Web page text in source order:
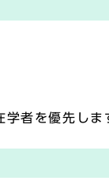
者を優先しま